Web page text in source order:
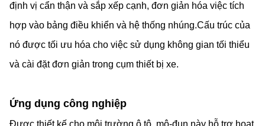
định vị cẩn thận và sắp xếp cạnh, đơn giản hóa việc tích
hợp vào bảng điều khiển và hệ thống nhúng.Cấu trúc của
nó được tối ưu hóa cho việc sử dụng không gian tối thiểu
và cài đặt đơn giản trong cụm thiết bị xe.
Ứng dụng công nghiệp
Được thiết kế cho môi trường ô tô, mô-đun này hỗ trợ hoạt